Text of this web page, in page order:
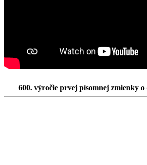
600. výročie prvej písomnej zmienky